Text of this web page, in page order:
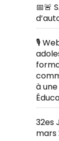
📅🚨
🎙️
à
32es
mars